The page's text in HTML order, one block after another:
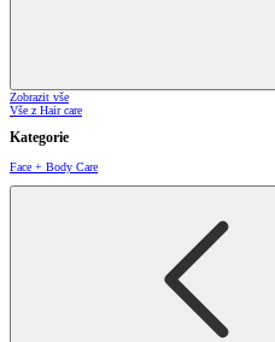
Zobrazit vše
Vše z Hair care
Kategorie
Face + Body Care